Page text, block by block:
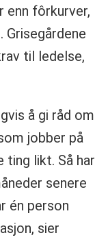
enn fôrkurver,
Grisegårdene
til ledelse,
å gi råd om
jobber på
ting likt. Så har
senere
én person
sier